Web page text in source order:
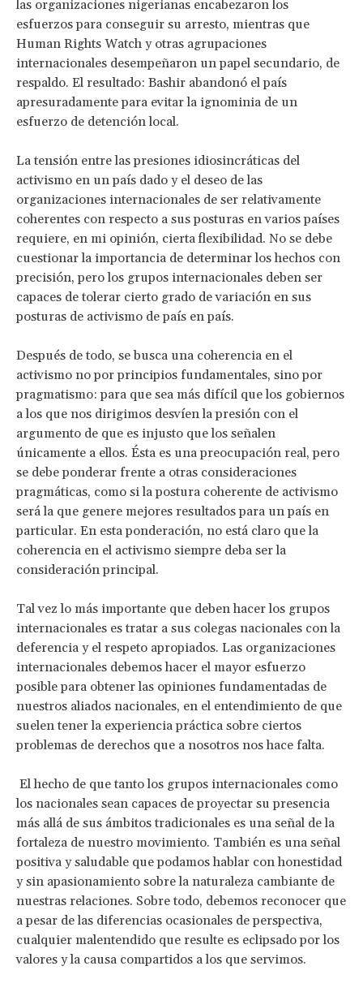
las organizaciones nigerianas encabezaron los
esfuerzos para conseguir su arresto, mientras que
Human Rights Watch y otras agrupaciones
internacionales desempeñaron un papel secundario, de
respaldo. El resultado: Bashir abandonó el país
apresuradamente para evitar la ignominia de un
esfuerzo de detención local.
La tensión entre las presiones idiosincráticas del
activismo en un país dado y el deseo de las
organizaciones internacionales de ser relativamente
coherentes con respecto a sus posturas en varios países
requiere, en mi opinión, cierta flexibilidad. No se debe
cuestionar la importancia de determinar los hechos con
precisión, pero los grupos internacionales deben ser
capaces de tolerar cierto grado de variación en sus
posturas de activismo de país en país.
Después de todo, se busca una coherencia en el
activismo no por principios fundamentales, sino por
pragmatismo: para que sea más difícil que los gobiernos
a los que nos dirigimos desvíen la presión con el
argumento de que es injusto que los señalen
únicamente a ellos. Ésta es una preocupación real, pero
se debe ponderar frente a otras consideraciones
pragmáticas, como si la postura coherente de activismo
será la que genere mejores resultados para un país en
particular. En esta ponderación, no está claro que la
coherencia en el activismo siempre deba ser la
consideración principal.
Tal vez lo más importante que deben hacer los grupos
internacionales es tratar a sus colegas nacionales con la
deferencia y el respeto apropiados. Las organizaciones
internacionales debemos hacer el mayor esfuerzo
posible para obtener las opiniones fundamentadas de
nuestros aliados nacionales, en el entendimiento de que
suelen tener la experiencia práctica sobre ciertos
problemas de derechos que a nosotros nos hace falta.
El hecho de que tanto los grupos internacionales como
los nacionales sean capaces de proyectar su presencia
más allá de sus ámbitos tradicionales es una señal de la
fortaleza de nuestro movimiento. También es una señal
positiva y saludable que podamos hablar con honestidad
y sin apasionamiento sobre la naturaleza cambiante de
nuestras relaciones. Sobre todo, debemos reconocer que
a pesar de las diferencias ocasionales de perspectiva,
cualquier malentendido que resulte es eclipsado por los
valores y la causa compartidos a los que servimos.